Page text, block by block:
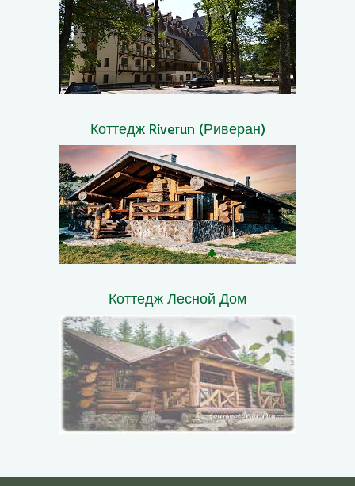
Коттедж Riverun (Риверан)
Коттедж Лесной Дом